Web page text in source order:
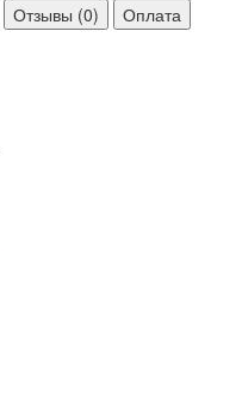
Отзывы (0)
Оплата